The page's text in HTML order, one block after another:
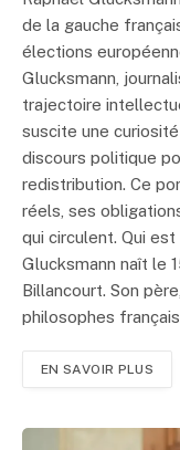
de la gauche
élections
Glucksmann,
trajectoire
suscite une
discours politique
redistribution. Ce
réels, ses
qui circulent. Qui est
Glucksmann naît le
Billancourt. Son
philosophes
EN SAVOIR PLUS